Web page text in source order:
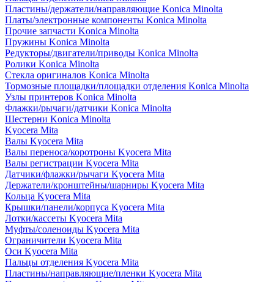
Пластины/держатели/направляющие Konica Minolta
Платы/электронные компоненты Konica Minolta
Прочие запчасти Konica Minolta
Пружины Konica Minolta
Редукторы/двигатели/приводы Konica Minolta
Ролики Konica Minolta
Стекла оригиналов Konica Minolta
Тормозные площадки/площадки отделения Konica Minolta
Узлы принтеров Konica Minolta
Флажки/рычаги/датчики Konica Minolta
Шестерни Konica Minolta
Kyocera Mita
Валы Kyocera Mita
Валы переноса/коротроны Kyocera Mita
Валы регистрации Kyocera Mita
Датчики/флажки/рычаги Kyocera Mita
Держатели/кронштейны/шарниры Kyocera Mita
Кольца Kyocera Mita
Крышки/панели/корпуса Kyocera Mita
Лотки/кассеты Kyocera Mita
Муфты/соленоиды Kyocera Mita
Ограничители Kyocera Mita
Оси Kyocera Mita
Пальцы отделения Kyocera Mita
Пластины/направляющие/пленки Kyocera Mita